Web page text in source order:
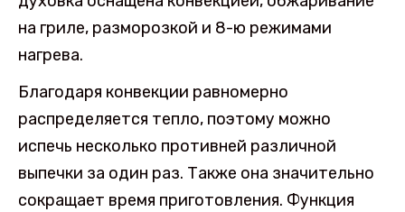
на гриле, разморозкой и 8-ю режимами
нагрева.
Благодаря конвекции равномерно
распределяется тепло, поэтому можно
испечь несколько противней различной
выпечки за один раз. Также она значительно
сокращает время приготовления. Функция